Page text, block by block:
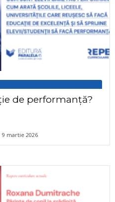
de performanță?
9 martie 2026